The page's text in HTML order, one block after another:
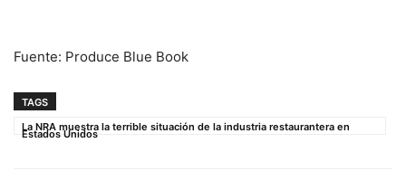
Fuente: Produce Blue Book
TAGS
La NRA muestra la terrible situación de la industria restaurantera en
Estados Unidos